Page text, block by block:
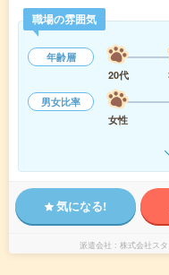
職場の雰囲気
年齢層
20代
男女比率
女性
気になる!
派遣会社 株式会社ス